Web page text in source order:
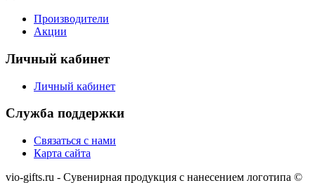
Производители
Акции
Личный кабинет
Личный кабинет
Служба поддержки
Связаться с нами
Карта сайта
vio-gifts.ru - Сувенирная продукция с нанесением логотипа ©